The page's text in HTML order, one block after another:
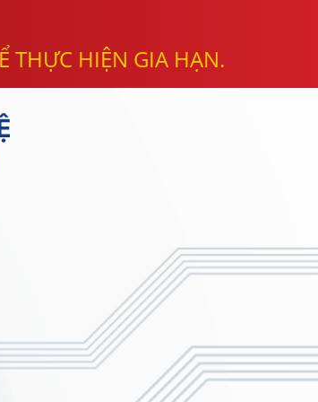
THỰC HIỆN GIA HẠN.